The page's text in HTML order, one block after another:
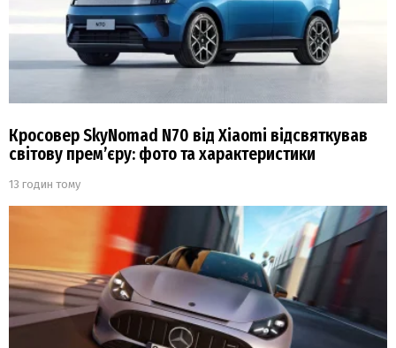
Кросовер SkyNomad N70 від Xiaomi відсвяткував
світову прем’єру: фото та характеристики
13 годин тому